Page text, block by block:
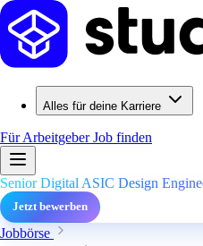
Alles für deine Karriere
Für ArbeitgeberJob finden
Senior Digital ASIC Design
Jetzt bewerben
Jobbörse